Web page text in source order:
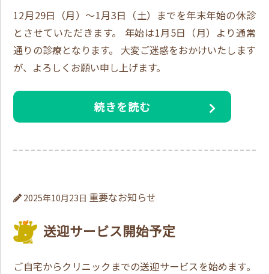
12月29日（月）～1月3日（土）までを年末年始の休診
とさせていただきます。 年始は1月5日（月）より通常
通りの診療となります。 大変ご迷惑をおかけいたします
が、よろしくお願い申し上げます。
続きを読む
2025年10月23日 重要なお知らせ
送迎サービス開始予定
ご自宅からクリニックまでの送迎サービスを始めます。